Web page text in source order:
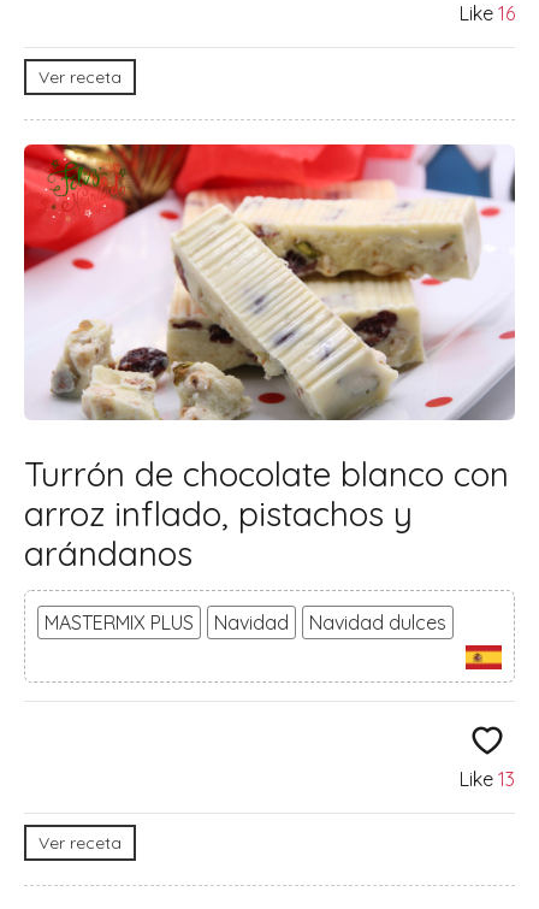
Like 16
Ver receta
Turrón de chocolate blanco con
arroz inflado, pistachos y
arándanos
MASTERMIX PLUS Navidad Navidad dulces
Like 13
Ver receta